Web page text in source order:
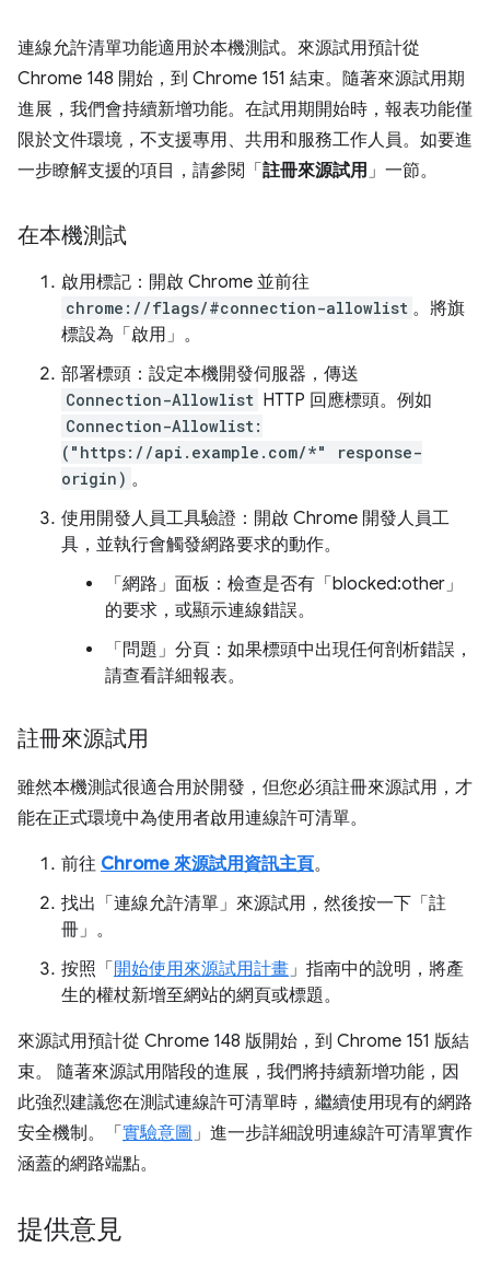
連線允許清單功能適用於本機測試。來源試用預計從
Chrome 148 開始，到 Chrome 151 結束。隨著來源試用期
進展，我們會持續新增功能。在試用期開始時，報表功能僅
限於文件環境，不支援專用、共用和服務工作人員。如要進
一步瞭解支援的項目，請參閱「 註冊來源試用」一節。
在本機測試
啟用標記：開啟 Chrome 並前往
chrome://flags/#connection-allowlist 。將旗
標設為「啟用」 。
部署標頭：設定本機開發伺服器，傳送
Connection-Allowlist HTTP 回應標頭。例如
Connection-Allowlist:
("https://api.example.com/*" response-
origin) 。
使用開發人員工具驗證：開啟 Chrome 開發人員工
具，並執行會觸發網路要求的動作。
「網路」 面板：檢查是否有「blocked:other」
的要求，或顯示連線錯誤。
「問題」 分頁：如果標頭中出現任何剖析錯誤，
請查看詳細報表。
註冊來源試用
雖然本機測試很適合用於開發，但您必須註冊來源試用，才
能在正式環境中為使用者啟用連線許可清單。
前往 Chrome 來源試用資訊主頁。
找出「連線允許清單」 來源試用，然後按一下「註
冊」 。
按照「 開始使用來源試用計畫」指南中的說明，將產
生的權杖新增至網站的網頁或標題。
來源試用預計從 Chrome 148 版開始，到 Chrome 151 版結
束。 隨著來源試用階段的進展，我們將持續新增功能，因
此強烈建議您在測試連線許可清單時，繼續使用現有的網路
安全機制。「 實驗意圖 」進一步詳細說明連線許可清單實作
涵蓋的網路端點。
提供意見